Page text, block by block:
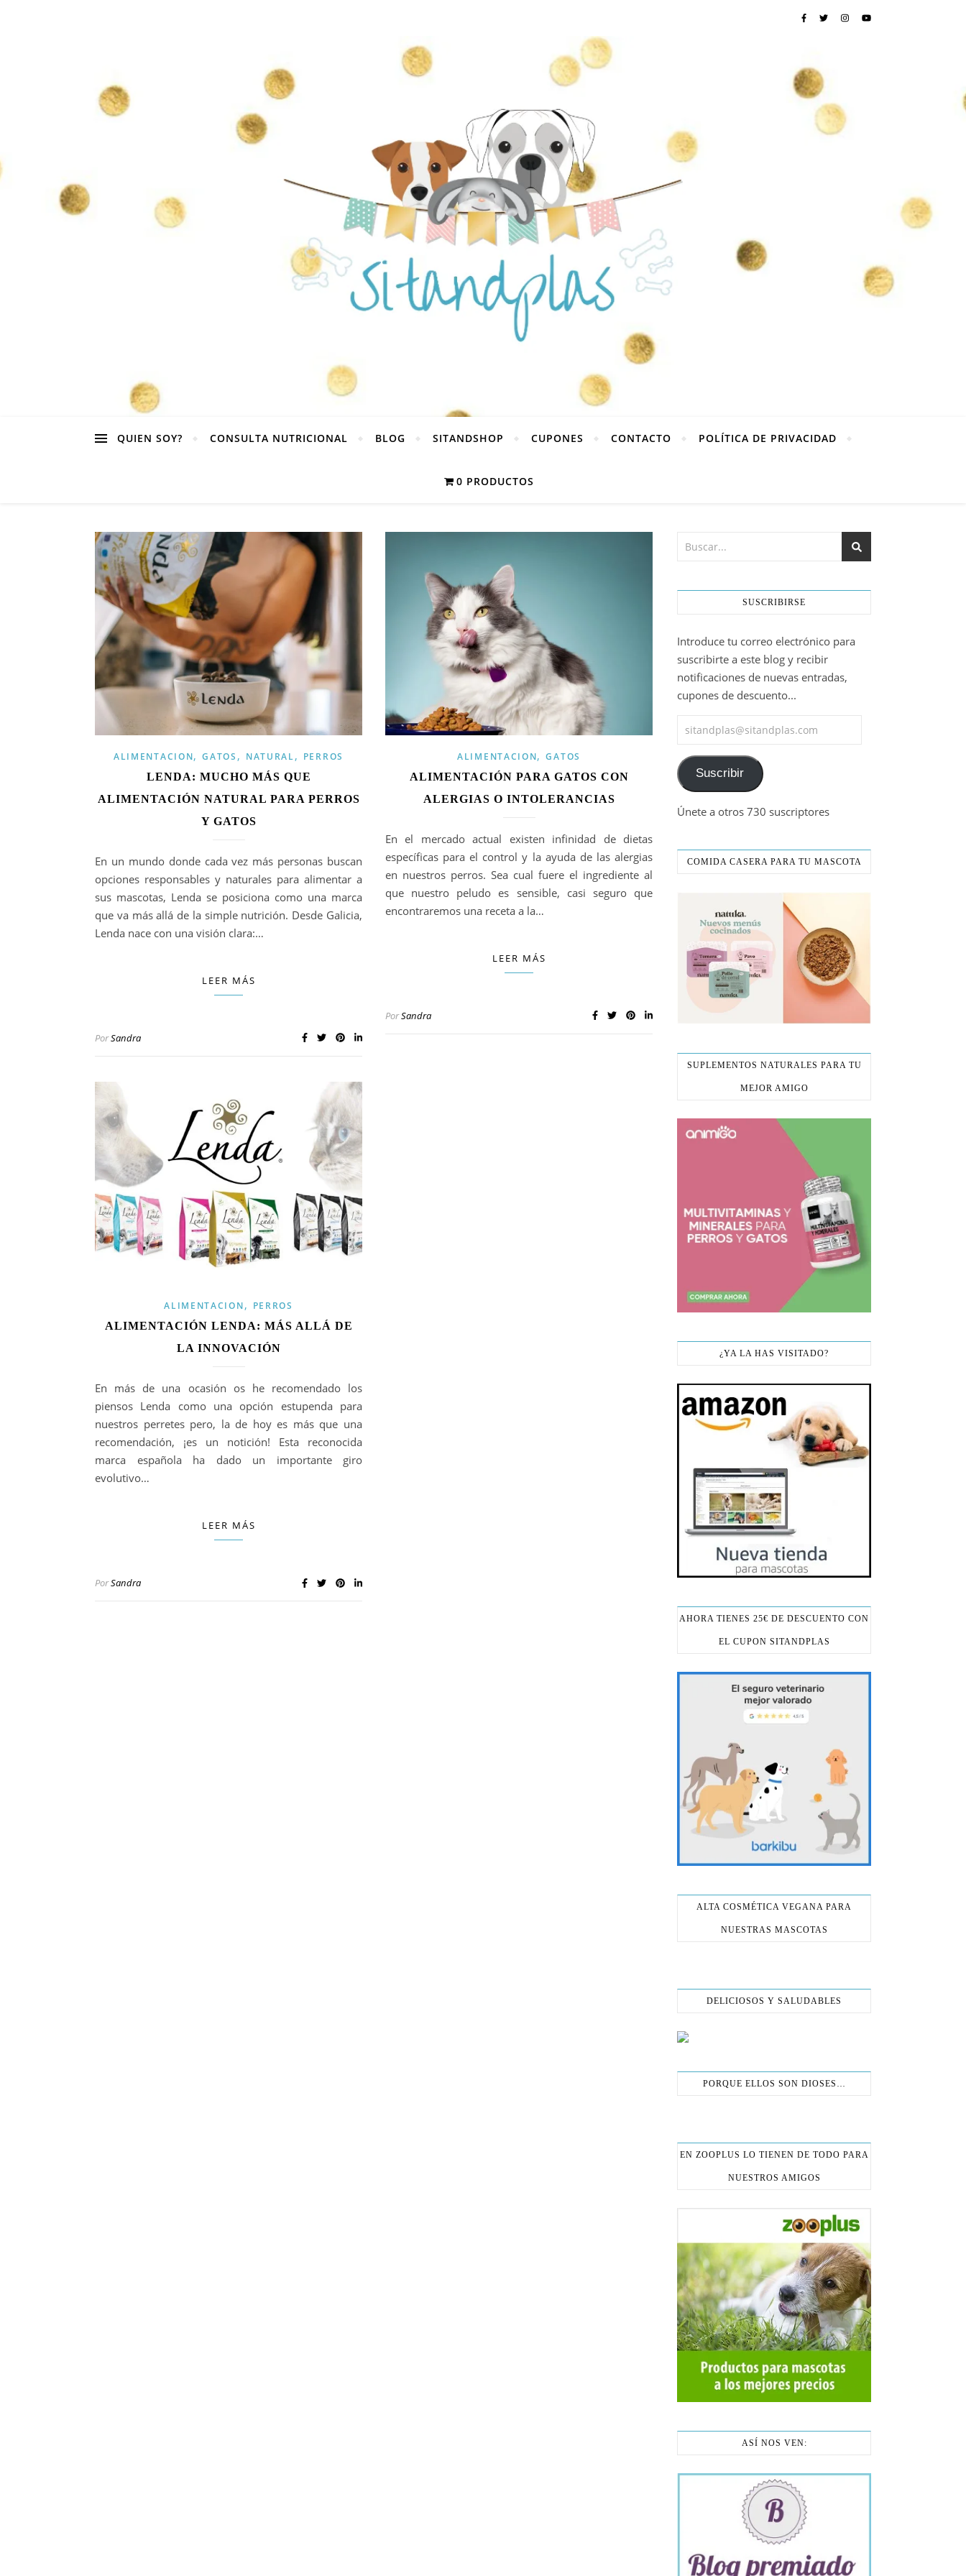
QUIEN SOY? CONSULTA NUTRICIONAL BLOG SITANDSHOP CUPONES CONTACTO POLÍTICA DE PRIVACIDAD
0 PRODUCTOS
ALIMENTACION,GATOS , NATURAL, PERROS
LENDA: MUCHO MÁS QUE
ALIMENTACIÓN NATURAL PARA PERROS
Y GATOS
En un mundo donde cada vez más personas buscan
opciones responsables y naturales para alimentar a
sus mascotas, Lenda se posiciona como una marca
que va más allá de la simple nutrición. Desde Galicia,
Lenda nace con una visión clara:…
LEER MÁS
PorSandra
ALIMENTACION,GATOS
ALIMENTACIÓN PARA GATOS CON
ALERGIAS O INTOLERANCIAS
En el mercado actual existen infinidad de dietas
específicas para el control y la ayuda de las alergias
en nuestros perros. Sea cual fuere el ingrediente al
que nuestro peludo es sensible, casi seguro que
encontraremos una receta a la…
LEER MÁS
PorSandra
ALIMENTACION, PERROS
ALIMENTACIÓN LENDA: MÁS ALLÁ DE
LA INNOVACIÓN
En más de una ocasión os he recomendado los
piensos Lenda como una opción estupenda para
nuestros perretes pero, la de hoy es más que una
recomendación, ¡es un notición! Esta reconocida
marca española ha dado un importante giro
evolutivo…
LEER MÁS
PorSandra
SUSCRIBIRSE
Introduce tu correo electrónico para
suscribirte a este blog y recibir
notificaciones de nuevas entradas,
cupones de descuento...
sitandplas@sitandplas.com
Suscribir
Únete a otros 730 suscriptores
COMIDA CASERA PARA TU MASCOTA
SUPLEMENTOS NATURALES PARA TU
MEJOR AMIGO
¿YA LA HAS VISITADO?
AHORA TIENES 25€ DE DESCUENTO CON
EL CUPON SITANDPLAS
ALTA COSMÉTICA VEGANA PARA
NUESTRAS MASCOTAS
DELICIOSOS Y SALUDABLES
PORQUE ELLOS SON DIOSES…
EN ZOOPLUS LO TIENEN DE TODO PARA
NUESTROS AMIGOS
ASÍ NOS VEN: